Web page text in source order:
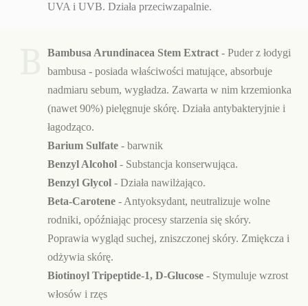
UVA i UVB. Działa przeciwzapalnie.
Bambusa Arundinacea Stem Extract - Puder z łodygi
bambusa - posiada właściwości matujące, absorbuje
nadmiaru sebum, wygładza. Zawarta w nim krzemionka
(nawet 90%) pielęgnuje skórę. Działa antybakteryjnie i
łagodząco.
Barium Sulfate - barwnik
Benzyl Alcohol - Substancja konserwująca.
Benzyl Glycol - Działa nawilżająco.
Beta-Carotene - Antyoksydant, neutralizuje wolne
rodniki, opóźniając procesy starzenia się skóry.
Poprawia wygląd suchej, zniszczonej skóry. Zmiękcza i
odżywia skórę.
Biotinoyl Tripeptide-1, D-Glucose - Stymuluje wzrost
włosów i rzęs